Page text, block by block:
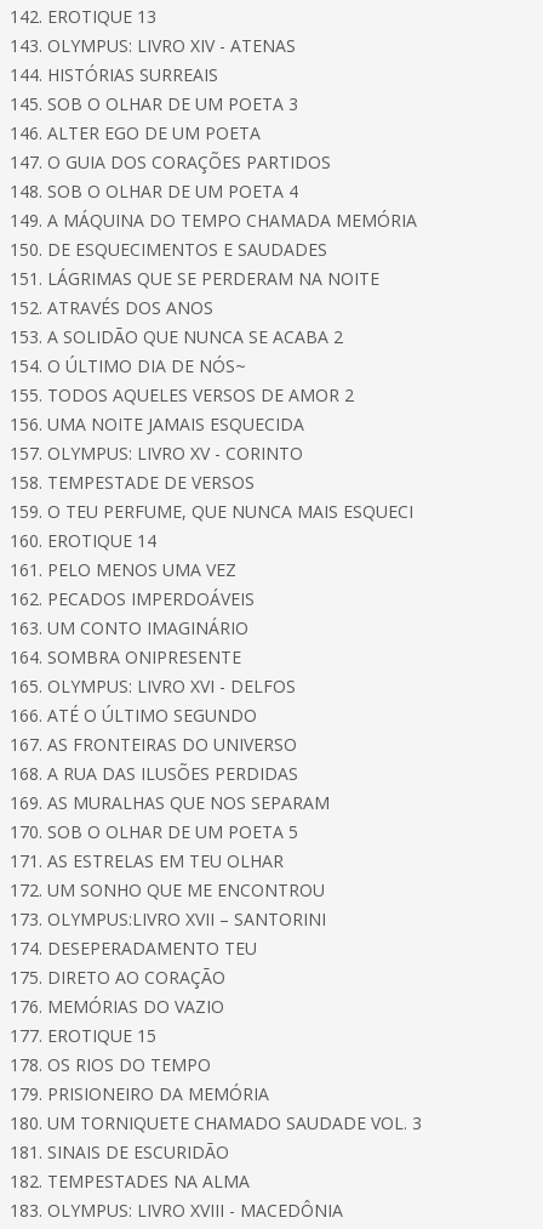
142. EROTIQUE 13
143. OLYMPUS: LIVRO XIV - ATENAS
144. HISTÓRIAS SURREAIS
145. SOB O OLHAR DE UM POETA 3
146. ALTER EGO DE UM POETA
147. O GUIA DOS CORAÇÕES PARTIDOS
148. SOB O OLHAR DE UM POETA 4
149. A MÁQUINA DO TEMPO CHAMADA MEMÓRIA
150. DE ESQUECIMENTOS E SAUDADES
151. LÁGRIMAS QUE SE PERDERAM NA NOITE
152. ATRAVÉS DOS ANOS
153. A SOLIDÃO QUE NUNCA SE ACABA 2
154. O ÚLTIMO DIA DE NÓS~
155. TODOS AQUELES VERSOS DE AMOR 2
156. UMA NOITE JAMAIS ESQUECIDA
157. OLYMPUS: LIVRO XV - CORINTO
158. TEMPESTADE DE VERSOS
159. O TEU PERFUME, QUE NUNCA MAIS ESQUECI
160. EROTIQUE 14
161. PELO MENOS UMA VEZ
162. PECADOS IMPERDOÁVEIS
163. UM CONTO IMAGINÁRIO
164. SOMBRA ONIPRESENTE
165. OLYMPUS: LIVRO XVI - DELFOS
166. ATÉ O ÚLTIMO SEGUNDO
167. AS FRONTEIRAS DO UNIVERSO
168. A RUA DAS ILUSÕES PERDIDAS
169. AS MURALHAS QUE NOS SEPARAM
170. SOB O OLHAR DE UM POETA 5
171. AS ESTRELAS EM TEU OLHAR
172. UM SONHO QUE ME ENCONTROU
173. OLYMPUS:LIVRO XVII – SANTORINI
174. DESEPERADAMENTO TEU
175. DIRETO AO CORAÇÃO
176. MEMÓRIAS DO VAZIO
177. EROTIQUE 15
178. OS RIOS DO TEMPO
179. PRISIONEIRO DA MEMÓRIA
180. UM TORNIQUETE CHAMADO SAUDADE VOL. 3
181. SINAIS DE ESCURIDÃO
182. TEMPESTADES NA ALMA
183. OLYMPUS: LIVRO XVIII - MACEDÔNIA